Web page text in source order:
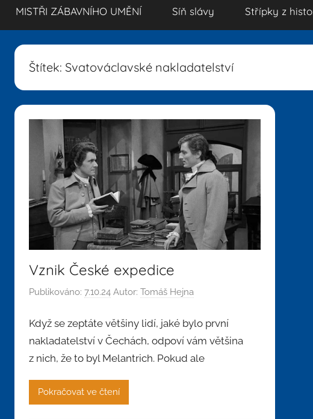
MISTŘI ZÁBAVNÍHO UMĚNÍ Síň slávy Střípky z
Štítek: Svatováclavské nakladatelství
Vznik České expedice
Publikováno: 7.10.24 Autor: Tomáš Hejna
Když se zeptáte většiny lidí, jaké bylo první
nakladatelství v Čechách, odpoví vám většina
z nich, že to byl Melantrich. Pokud ale
Pokračovat ve čtení